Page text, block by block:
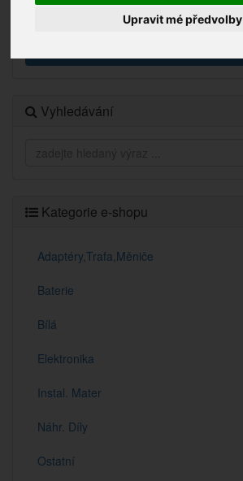
Upravit mé předvolby
Vyhledávání
Kategorie e-shopu
Adaptéry,Trafa,Měniče
Baterie
Bílá
Elektronika
Instal. Mater
Náhr. Díly
Ostatní